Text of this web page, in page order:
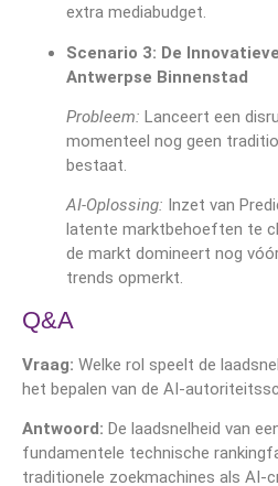
extra mediabudget.
Scenario 3: De
Antwerpse Binnenstad
Probleem: Lanceert een
momenteel nog geen
bestaat.
AI-Oplossing: Inzet van
latente marktbehoeften te
de markt domineert nog
trends opmerkt.
Q&A
Vraag: Welke rol speelt de
het bepalen van de AI-
Antwoord: De laadsnelheid van
fundamentele technische
traditionele zoekmachines als AI-